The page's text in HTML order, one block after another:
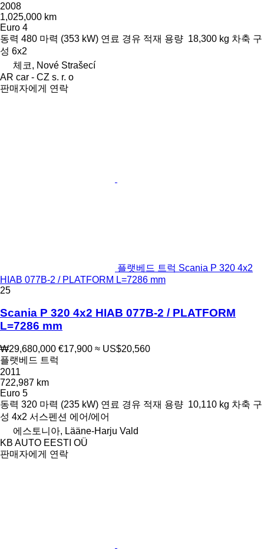
2008
1,025,000 km
Euro 4
동력 480 마력 (353 kW) 연료 경유 적재 용량 18,300 kg 차축 구
성 6x2
체코, Nové Strašecí
AR car - CZ s. r. o
판매자에게 연락
플랫베드 트럭 Scania P 320 4x2
HIAB 077B-2 / PLATFORM L=7286 mm
25
Scania P 320 4x2 HIAB 077B-2 / PLATFORM
L=7286 mm
₩29,680,000 €17,900 ≈ US$20,560
플랫베드 트럭
2011
722,987 km
Euro 5
동력 320 마력 (235 kW) 연료 경유 적재 용량 10,110 kg 차축 구
성 4x2 서스펜션 에어/에어
에스토니아, Lääne-Harju Vald
KB AUTO EESTI OÜ
판매자에게 연락